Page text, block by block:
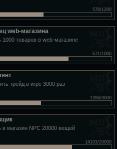
576/1200
web-магазина
1000 товаров в web-магазине
671/1000
трейд в игре 3000 раз
1396/3000
в магазин NPC 20000 вещей
14103/20000